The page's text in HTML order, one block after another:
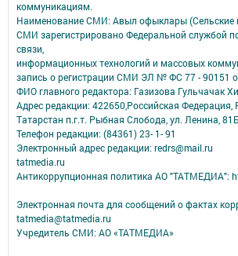
коммуникациям.
Наименование СМИ: Авыл офыклары (Сельские
СМИ зарегистрировано Федеральной службой
связи,
информационных технологий и массовых
запись о регистрации СМИ ЭЛ № ФС 77 - 90151
ФИО главного редактора: Газизова Гульчачак
Адрес редакции: 422650,Российская Федерация,
Татарстан п.г.т. Рыбная Слобода, ул. Ленина, 81Б
Телефон редакции: (84361) 23- 1- 91
Электронный адрес редакции: redrs@mail.ru
tatmedia.ru
Антикоррупционная политика АО "ТАТМЕДИА":
Электронная почта для сообщений о фактах
tatmedia@tatmedia.ru
Учредитель СМИ: АО «ТАТМЕДИА»